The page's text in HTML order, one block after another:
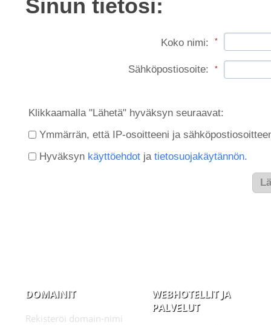
Sinun tietosi:
Koko nimi: *
Sähköpostiosoite: *
Klikkaamalla "Lähetä" hyväksyn seuraavat:
Ymmärrän, että IP-osoitteeni ja
Hyväksyn käyttöehdot ja tietosuojakäytännön.
DOMAINIT
Rekisteröi domain-nimi
WEBHOTELLIT JA
PALVELUT